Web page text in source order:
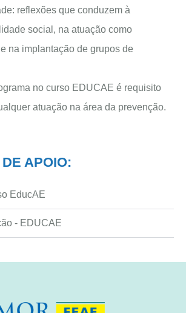
reflexões que conduzem à
social, na atuação como
na implantação de grupos de
no curso EDUCAE é requisito
atuação na área da prevenção.
APOIO:
EducAE
- EDUCAE